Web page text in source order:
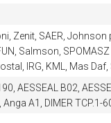
Zenit, SAER, Johnson
Salmson, SPOMASZ
IRG, KML, Mas Daf,
AESSEAL B02,
A1, DIMER TCP.1-